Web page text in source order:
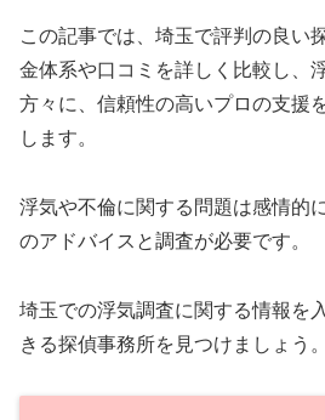
この記事では、埼玉で評判の良い
金体系や口コミを詳しく比較し、
方々に、信頼性の高いプロの支援
します。
浮気や不倫に関する問題は感情的
のアドバイスと調査が必要です。
埼玉での浮気調査に関する情報を
きる探偵事務所を見つけましょう。